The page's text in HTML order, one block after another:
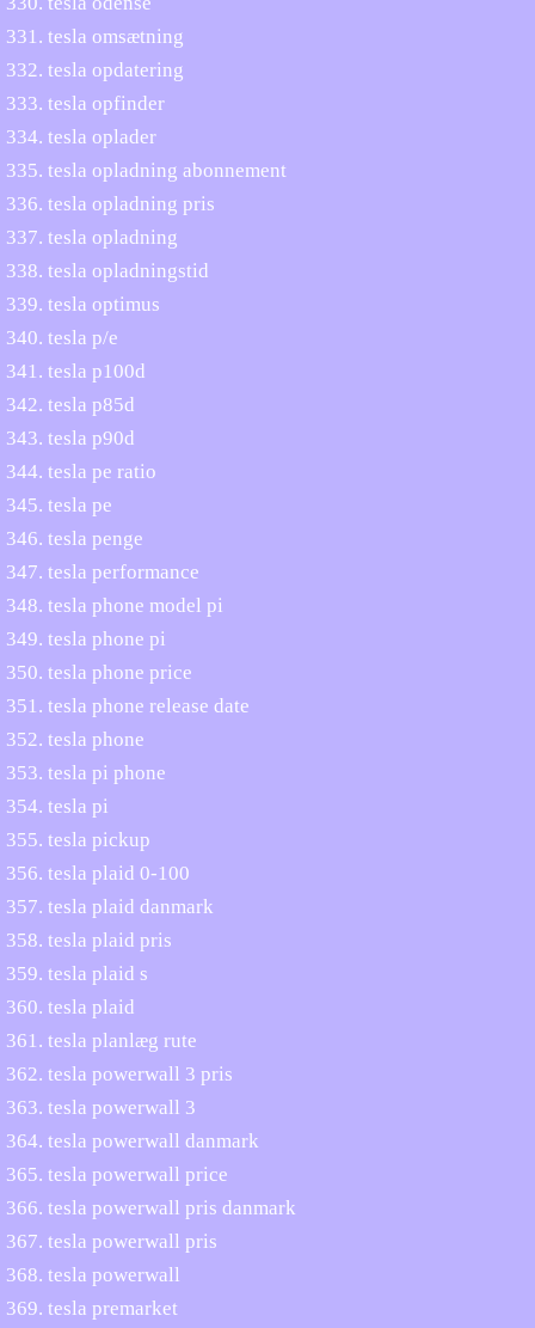
tesla omsætning
tesla opdatering
tesla opfinder
tesla oplader
tesla opladning abonnement
tesla opladning pris
tesla opladning
tesla opladningstid
tesla optimus
tesla p/e
tesla p100d
tesla p85d
tesla p90d
tesla pe ratio
tesla pe
tesla penge
tesla performance
tesla phone model pi
tesla phone pi
tesla phone price
tesla phone release date
tesla phone
tesla pi phone
tesla pi
tesla pickup
tesla plaid 0-100
tesla plaid danmark
tesla plaid pris
tesla plaid s
tesla plaid
tesla planlæg rute
tesla powerwall 3 pris
tesla powerwall 3
tesla powerwall danmark
tesla powerwall price
tesla powerwall pris danmark
tesla powerwall pris
tesla powerwall
tesla premarket